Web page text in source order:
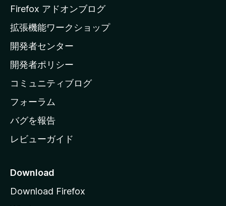
a
ホ
ー
ム
ー
ジ
へ
Firefox アドオンブログ
拡張機能ワークショップ
開発者センター
開発者ポリシー
コミュニティブログ
フォーラム
バグを報告
レビューガイド
Download
Download Firefox